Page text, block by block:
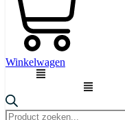
Winkelwagen
Producten